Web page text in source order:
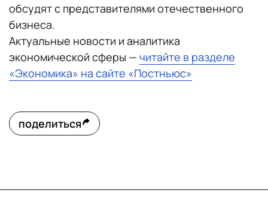
обсудят с представителями отечественного
бизнеса.
Актуальные новости и аналитика
экономической сферы — читайте в разделе
«Экономика» на сайте «Постньюс»
поделиться